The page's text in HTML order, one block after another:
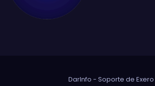
DarInfo - Soporte de Exero